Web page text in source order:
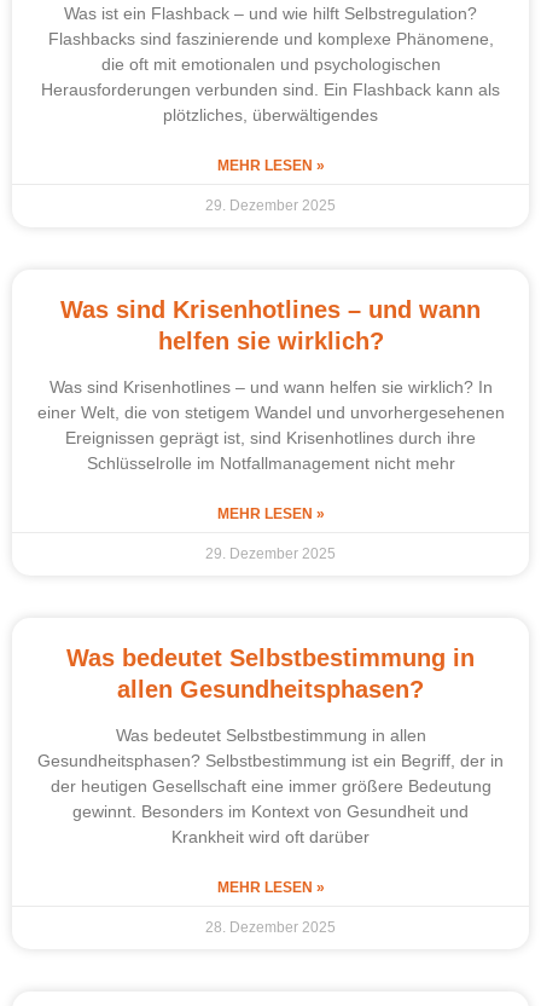
Was ist ein Flashback – und wie hilft Selbstregulation?
Flashbacks sind faszinierende und komplexe Phänomene,
die oft mit emotionalen und psychologischen
Herausforderungen verbunden sind. Ein Flashback kann als
plötzliches, überwältigendes
MEHR LESEN »
29. Dezember 2025
Was sind Krisenhotlines – und wann
helfen sie wirklich?
Was sind Krisenhotlines – und wann helfen sie wirklich? In
einer Welt, die von stetigem Wandel und unvorhergesehenen
Ereignissen geprägt ist, sind Krisenhotlines durch ihre
Schlüsselrolle im Notfallmanagement nicht mehr
MEHR LESEN »
29. Dezember 2025
Was bedeutet Selbstbestimmung in
allen Gesundheitsphasen?
Was bedeutet Selbstbestimmung in allen
Gesundheitsphasen? Selbstbestimmung ist ein Begriff, der in
der heutigen Gesellschaft eine immer größere Bedeutung
gewinnt. Besonders im Kontext von Gesundheit und
Krankheit wird oft darüber
MEHR LESEN »
28. Dezember 2025